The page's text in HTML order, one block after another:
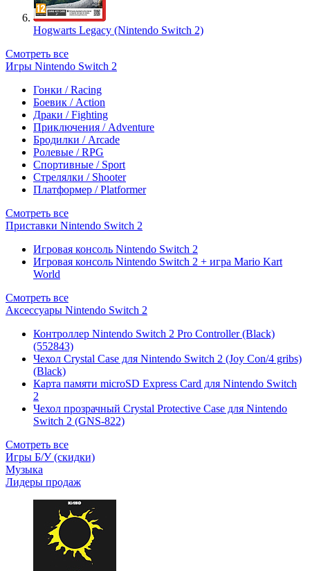
Hogwarts Legacy (Nintendo Switch 2)
Смотреть все
Игры Nintendo Switch 2
Гонки / Racing
Боевик / Action
Драки / Fighting
Приключения / Adventure
Бродилки / Arcade
Ролевые / RPG
Спортивные / Sport
Стрелялки / Shooter
Платформер / Platformer
Смотреть все
Приставки Nintendo Switch 2
Игровая консоль Nintendo Switch 2
Игровая консоль Nintendo Switch 2 + игра Mario Kart
World
Смотреть все
Аксессуары Nintendo Switch 2
Контроллер Nintendo Switch 2 Pro Controller (Black)
(552843)
Чехол Сrystal Сase для Nintendo Switch 2 (Joy Con/4 gribs)
(Black)
Карта памяти microSD Express Card для Nintendo Switch
2
Чехол прозрачный Crystal Protective Case для Nintendo
Switch 2 (GNS-822)
Смотреть все
Игры Б/У (скидки)
Музыка
Лидеры продаж